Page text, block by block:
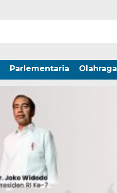
Parlementaria Olahraga